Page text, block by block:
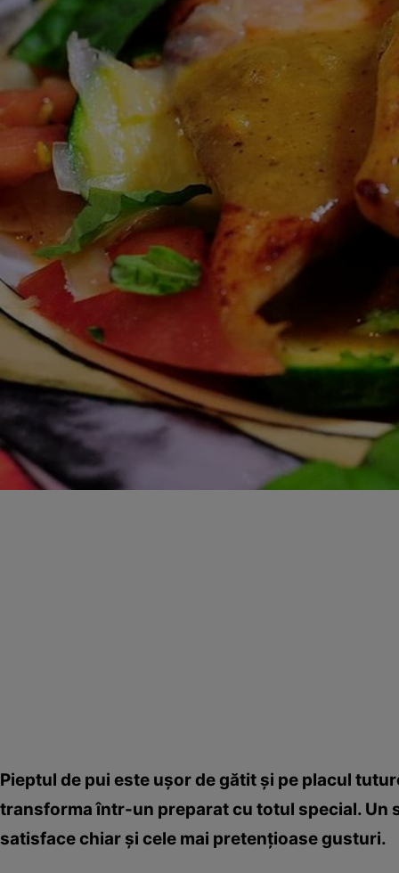
Pieptul de pui este uşor de gătit şi pe placul
transforma într-un preparat cu totul special. Un
satisface chiar şi cele mai pretenţioase gusturi.